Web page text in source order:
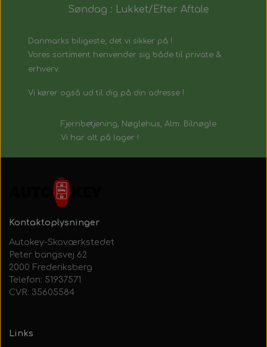
Søndag : Lukket/Efter Aftale
Danmarks biligeste, det vi sikker på !
Vores sortiment henvender sig både til private &
erhverv.
Vi kører også ud til dig på din adresse !
Fjernbetjening, Nøglehus, Alm. Bilnøgle
Vi har alt på lager !
Kontaktoplysninger
Autokey-Skoværkstedet
Peter bangsvej 62
2000 Frederiksberg
Telefon: 51937571
CVR: 35605584
Links